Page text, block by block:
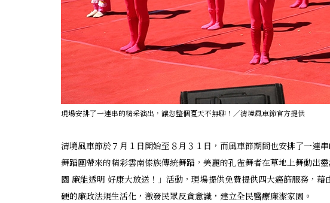
現場安排了一連串的精采演出，讓您整個夏天不無聊！／清境風車節官方提供
清境風車節於７月１日開始至８月３１日，而風車節期間也安排了一連
舞蹈團帶來的精彩雲南傣族傳統舞蹈，美麗的孔雀舞者在草地上舞動出
園 廉能透明 好康大放送！」活動，現場提供免費提供四大癌篩服務，
硬的廉政法規生活化，激發民眾反貪意識，建立全民醫療廉潔家園。